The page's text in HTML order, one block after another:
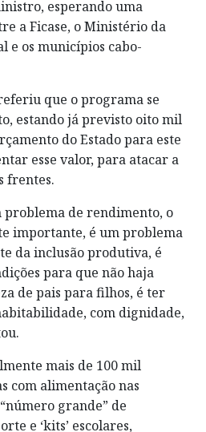
esperando uma
a Ficase, o Ministério da
e os municípios cabo-
que o programa se
estando já previsto oito mil
do Estado para este
esse valor, para atacar a
frentes.
problema de rendimento, o
importante, é um problema
da inclusão produtiva, é
para que não haja
de pais para filhos, é ter
com dignidade,
mais de 100 mil
com alimentação nas
grande” de
e ‘kits’ escolares,